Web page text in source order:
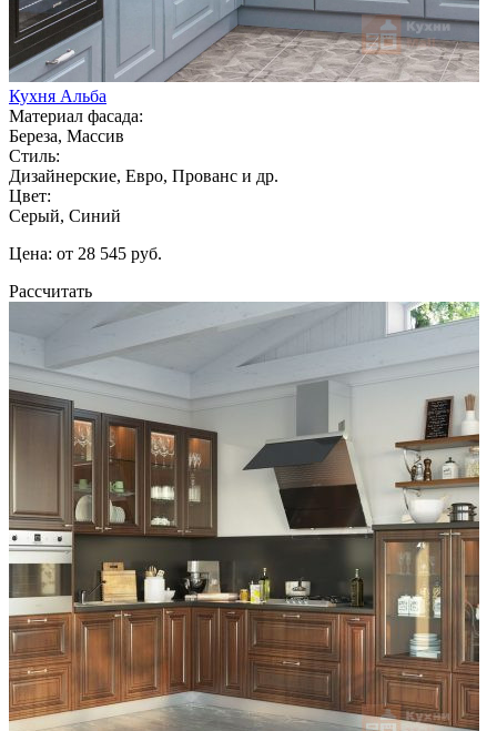
Кухня Альба
Материал фасада:
Береза, Массив
Стиль:
Дизайнерские, Евро, Прованс и др.
Цвет:
Серый, Синий
Цена: от 28 545 руб.
Рассчитать